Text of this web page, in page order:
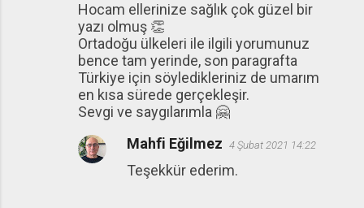
Hocam ellerinize sağlık çok güzel bir
yazı olmuş 👏
Ortadoğu ülkeleri ile ilgili yorumunuz
bence tam yerinde, son paragrafta
Türkiye için söyledikleriniz de umarım
en kısa sürede gerçekleşir.
Sevgi ve saygılarımla 🤗
Mahfi Eğilmez 4 Şubat 2021 14:22
Teşekkür ederim.